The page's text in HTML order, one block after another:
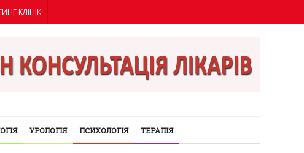
КЛІНІК
УРОЛОГІЯ ПСИХОЛОГІЯ ТЕРАПІЯ